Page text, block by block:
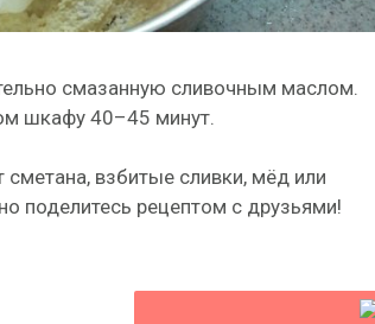
смазанную сливочным маслом.
шкафу 40–45 минут.
взбитые сливки, мёд или
поделитесь рецептом с друзьями!